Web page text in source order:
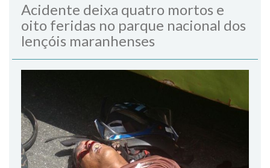
Acidente deixa quatro mortos e
oito feridas no parque nacional dos
lençóis maranhenses